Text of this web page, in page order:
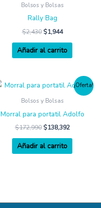
Bolsos y Bolsas
Rally Bag
$2,430 $1,944
Añadir al carrito
¡Oferta!
Bolsos y Bolsas
Morral para portatil Adolfo
$172,990 $138,392
Añadir al carrito